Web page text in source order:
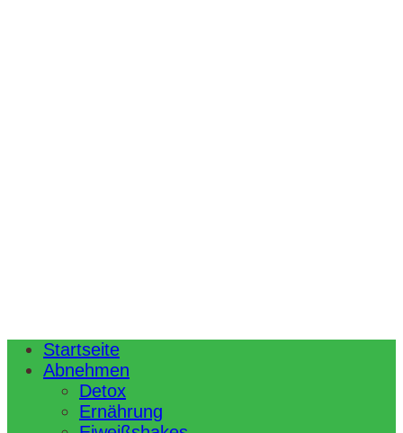
Startseite
Abnehmen
Detox
Ernährung